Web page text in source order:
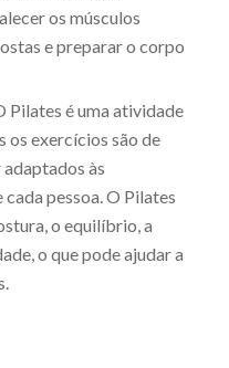
os músculos
e preparar o corpo
Pilates é uma atividade
os exercícios são de
às
pessoa. O Pilates
o equilíbrio, a
o que pode ajudar a